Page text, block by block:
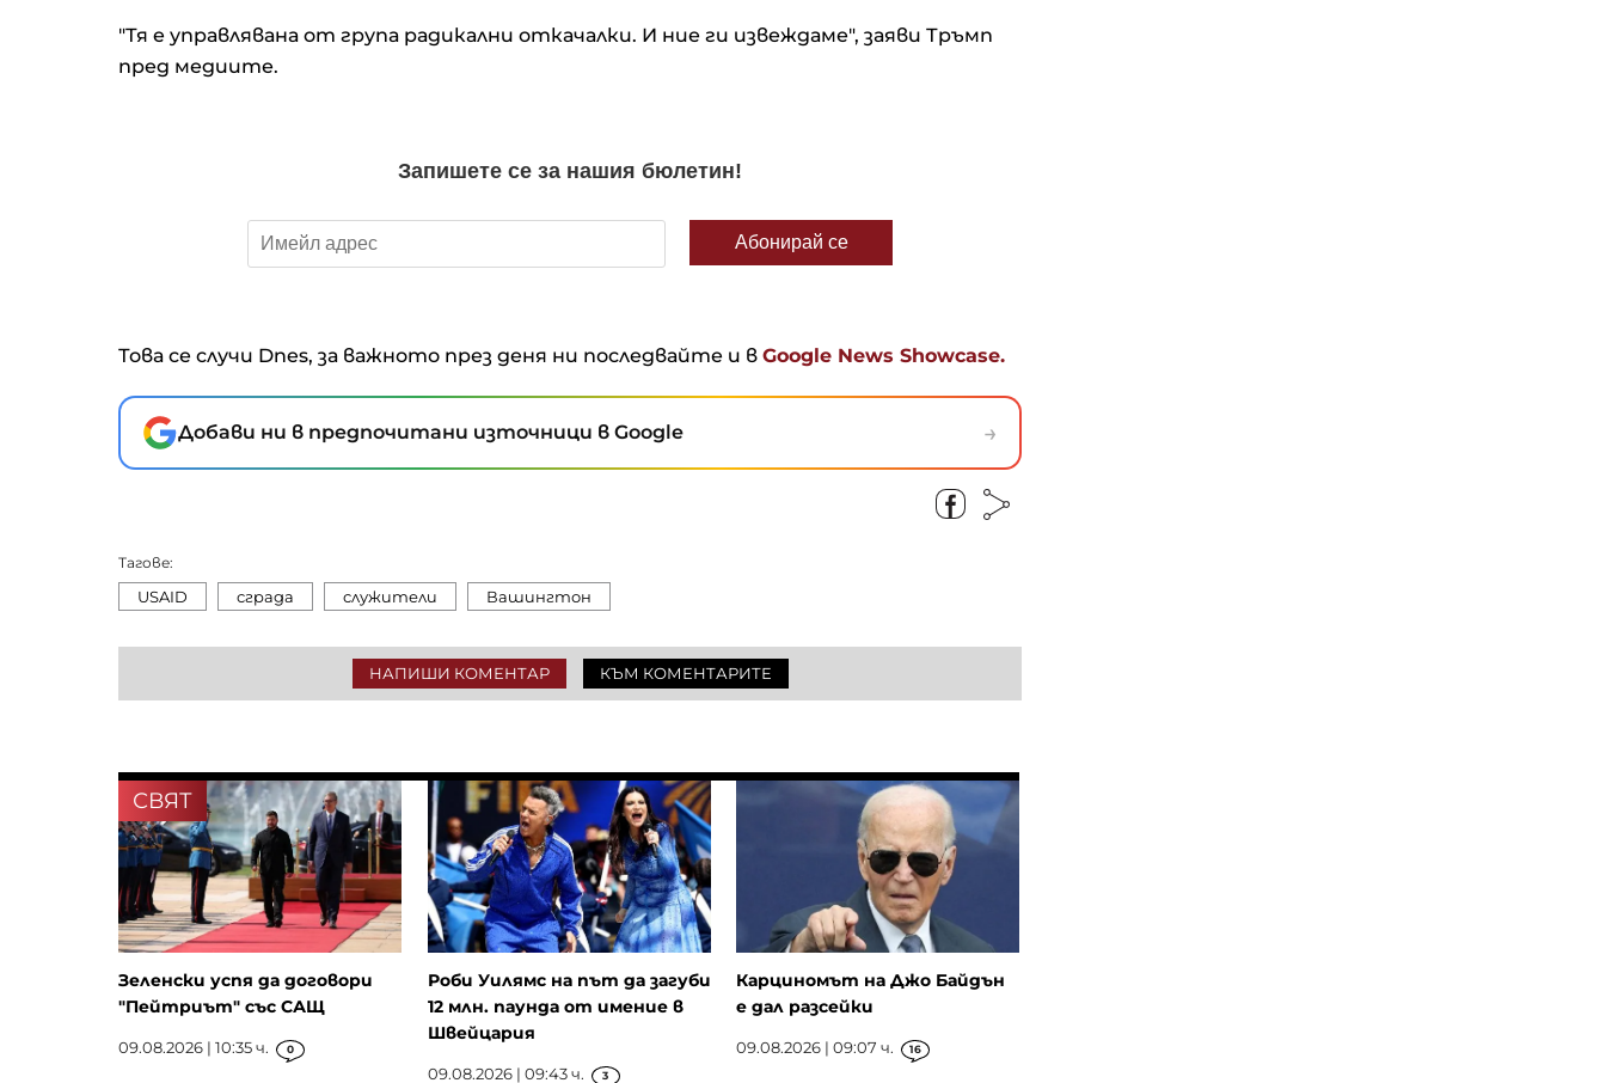
"Тя е управлявана от група радикални откачалки. И ние ги извеждаме", заяви Тръмп
пред медиите.
Това се случи Dnes, за важното през деня ни последвайте и в Google News Showcase.
Добави ни в предпочитани източници в Google →
Тагове:
USAID сграда служители Вашингтон
НАПИШИ КОМЕНТАР КЪМ КОМЕНТАРИТЕ
СВЯТ
Зеленски успя да договори
"Пейтриът" със САЩ
09.08.2026 | 10:35 ч. 0
Роби Уилямс на път да загуби
12 млн. паунда от имение в
Швейцария
09.08.2026 | 09:43 ч. 3
Карциномът на Джо Байдън
е дал разсейки
09.08.2026 | 09:07 ч. 16